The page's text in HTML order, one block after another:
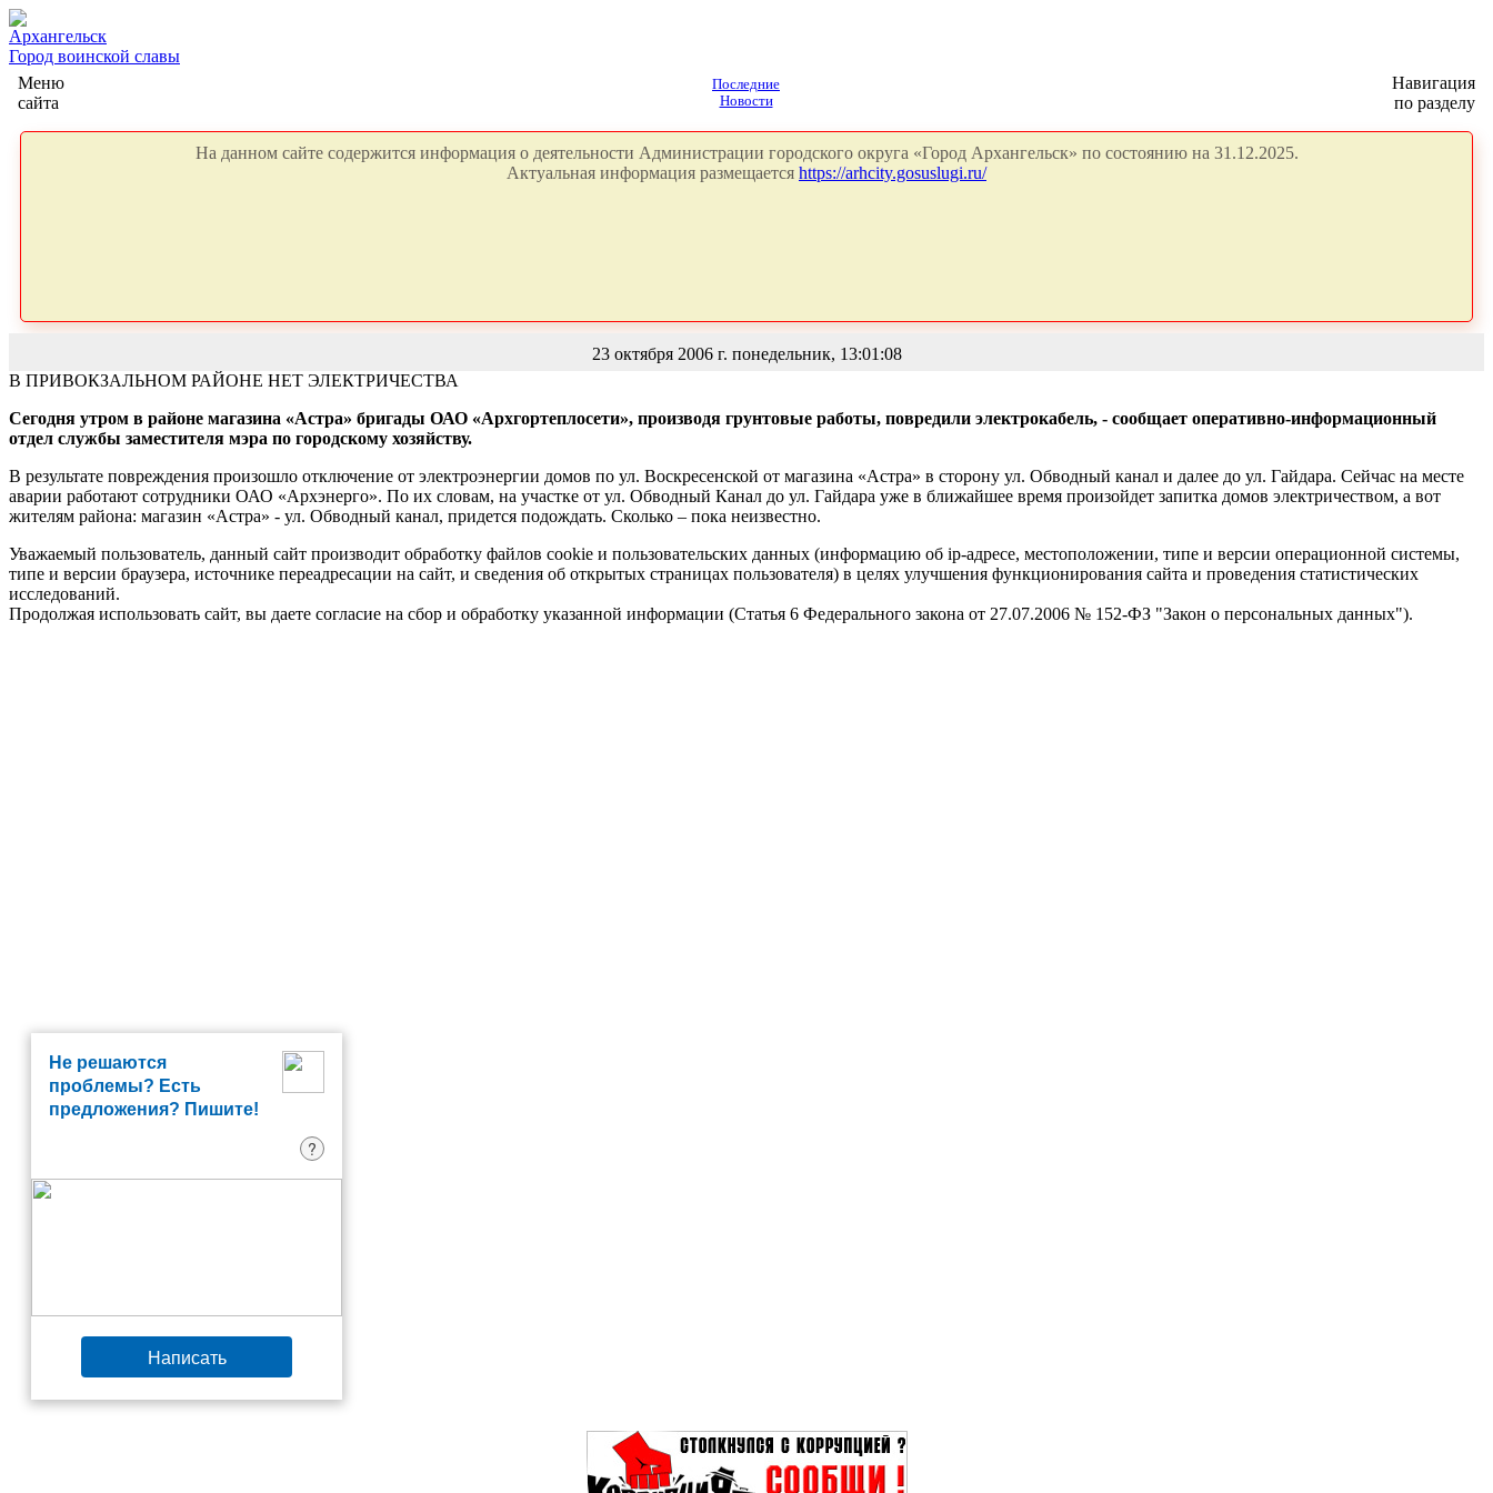
Архангельск
Город воинской славы
Меню
сайта
Последние
Новости
Навигация
по разделу
На данном сайте содержится информация о деятельности Администрации городского округа «Город Архангельск» по состоянию на 31.12.2025.
Актуальная информация размещается https://arhcity.gosuslugi.ru/
23 октября 2006 г. понедельник, 13:01:08
В ПРИВОКЗАЛЬНОМ РАЙОНЕ НЕТ ЭЛЕКТРИЧЕСТВА
Сегодня утром в районе магазина «Астра» бригады ОАО «Архгортеплосети», производя грунтовые работы, повредили электрокабель, - сообщает оперативно-информационный
отдел службы заместителя мэра по городскому хозяйству.
В результате повреждения произошло отключение от электроэнергии домов по ул. Воскресенской от магазина «Астра» в сторону ул. Обводный канал и далее до ул. Гайдара. Сейчас на месте
аварии работают сотрудники ОАО «Архэнерго». По их словам, на участке от ул. Обводный Канал до ул. Гайдара уже в ближайшее время произойдет запитка домов электричеством, а вот
жителям района: магазин «Астра» - ул. Обводный канал, придется подождать. Сколько – пока неизвестно.
Уважаемый пользователь, данный сайт производит обработку файлов cookie и пользовательских данных (информацию об ip-адресе, местоположении, типе и версии операционной системы,
типе и версии браузера, источнике переадресации на сайт, и сведения об открытых страницах пользователя) в целях улучшения функционирования сайта и проведения статистических
исследований.
Продолжая использовать сайт, вы даете согласие на сбор и обработку указанной информации (Статья 6 Федерального закона от 27.07.2006 № 152-ФЗ "Закон о персональных данных").
Не решаются
проблемы? Есть
предложения? Пишите!
?
Написать